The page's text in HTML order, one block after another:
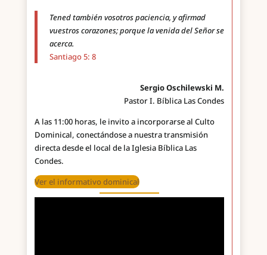
Tened también vosotros paciencia, y afirmad
vuestros corazones; porque la venida del Señor se
acerca.
Santiago 5: 8
Sergio Oschilewski M.
Pastor I. Bíblica Las Condes
A las 11:00 horas, le invito a incorporarse al Culto
Dominical, conectándose a nuestra transmisión
directa desde el local de la Iglesia Bíblica Las
Condes.
Ver el informativo dominical